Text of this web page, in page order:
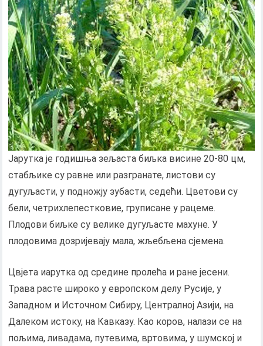
Јарутка је годишња зељаста биљка висине 20-80 цм,
стабљике су равне или разгранате, листови су
дугуљасти, у подножју зубасти, седећи. Цветови су
бели, четрихлепестковие, груписане у рацеме.
Плодови биљке су велике дугуљасте махуне. У
плодовима дозријевају мала, жљебљена сјемена.
Цвјета иарутка од средине пролећа и ране јесени.
Трава расте широко у европском делу Русије, у
Западном и Источном Сибиру, Централној Азији, на
Далеком истоку, на Кавказу. Као коров, налази се на
пољима, ливадама, путевима, вртовима, у шумској и